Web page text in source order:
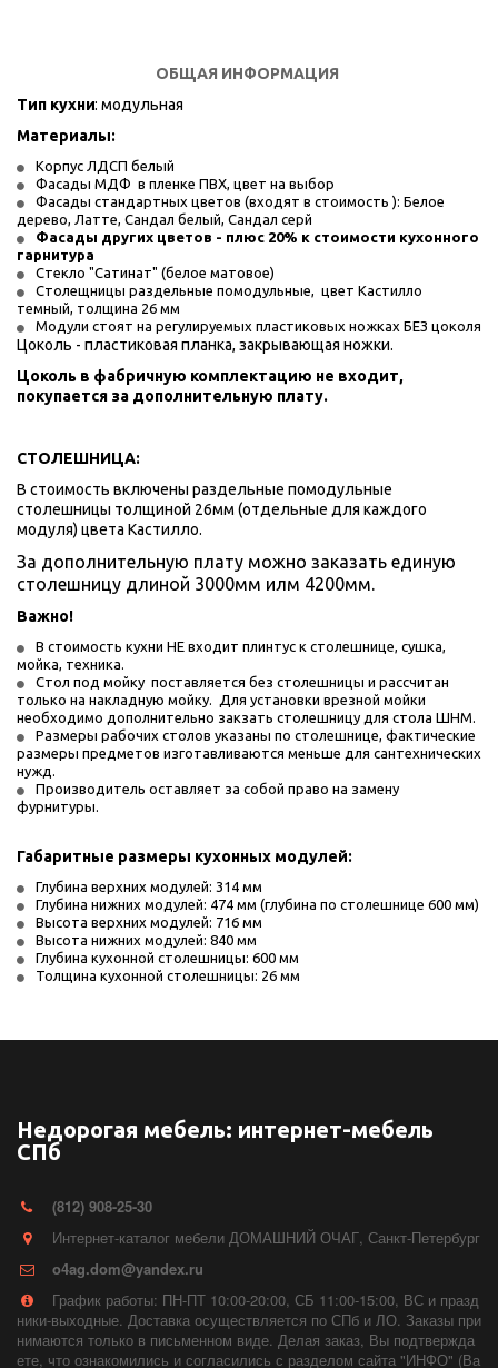
ОБЩАЯ ИНФОРМАЦИЯ
Тип кухни: модульная
Материалы:
Корпус ЛДСП белый
Фасады МДФ  в пленке ПВХ, цвет на выбор
Фасады стандартных цветов (входят в стоимость ): Белое
дерево, Латте, Сандал белый, Сандал серй
Фасады других цветов - плюс 20% к стоимости кухонного
гарнитура
Стекло "Сатинат" (белое матовое)
Столещницы раздельные помодульные,  цвет Кастилло
темный, толщина 26 мм
Модули стоят на регулируемых пластиковых ножках БЕЗ цоколя
Цоколь - пластиковая планка, закрывающая ножки.
Цоколь в фабричную комплектацию не входит,
покупается за дополнительную плату.
СТОЛЕШНИЦА:
В стоимость включены раздельные помодульные
столешницы толщиной 26мм (отдельные для каждого
модуля) цвета Кастилло.
За дополнительную плату можно заказать единую
столешницу длиной 3000мм илм 4200мм.
Важно!
В стоимость кухни НЕ входит плинтус к столешнице, сушка,
мойка, техника.
Стол под мойку  поставляется без столешницы и рассчитан
только на накладную мойку.  Для установки врезной мойки
необходимо дополнительно закзать столешницу для стола ШНМ.
Размеры рабочих столов указаны по столешнице, фактические
размеры предметов изготавливаются меньше для сантехнических
нужд.
Производитель оставляет за собой право на замену
фурнитуры.
Габаритные размеры кухонных модулей:
Глубина верхних модулей: 314 мм
Глубина нижних модулей: 474 мм (глубина по столешнице 600 мм)
Высота верхних модулей: 716 мм
Высота нижних модулей: 840 мм
Глубина кухонной столешницы: 600 мм
Толщина кухонной столешницы: 26 мм
Недорогая мебель: интернет-мебель
СПб
(812) 908-25-30
Интернет-каталог мебели ДОМАШНИЙ ОЧАГ, Санкт-Петербург
o4ag.dom@yandex.ru
График работы: ПН-ПТ 10:00-20:00, СБ 11:00-15:00, ВС и празд
ники-выходные. Доставка осуществляется по СПб и ЛО. Заказы при
нимаются только в письменном виде. Делая заказ, Вы подтвержда
ете, что ознакомились и согласились с разделом сайта "ИНФО" (Ва